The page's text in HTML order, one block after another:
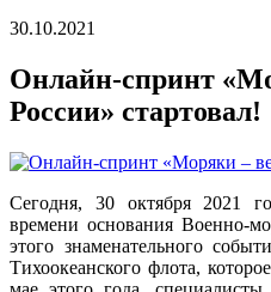
30.10.2021
Онлайн-спринт
России» стартовал!
Сегодня, 30 октября 2021
времени основания Военно-
этого знаменательного
Тихоокеанского флота,